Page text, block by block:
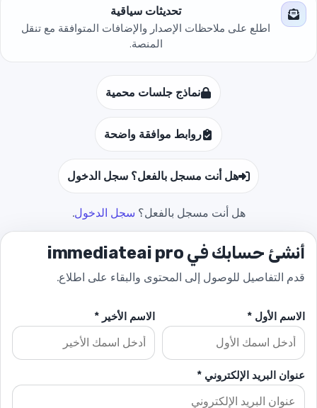
تحديثات سياقية
اطلع على ملاحظات الإصدار والإضافات المتوافقة مع تنقل
المنصة.
نماذج جلسات محمية
روابط موافقة واضحة
هل أنت مسجل بالفعل؟ سجل الدخول
هل أنت مسجل بالفعل؟ سجل الدخول.
أنشئ حسابك في immediateai pro
قدم التفاصيل للوصول إلى المحتوى والبقاء على اطلاع.
الاسم الأول * الاسم الأخير *
عنوان البريد الإلكتروني *